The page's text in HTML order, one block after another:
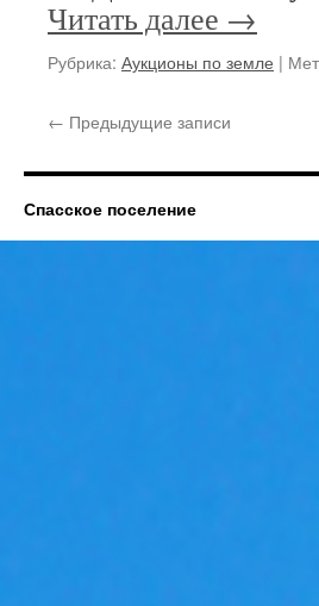
Читать далее →
Рубрика: Аукционы по земле |
← Предыдущие записи
Спасское поселение